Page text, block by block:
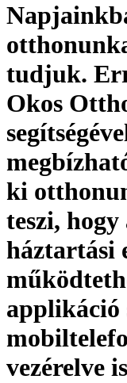
tudjuk.
Okos
ki
teszi,
háztartási
applikáció
vezérelve